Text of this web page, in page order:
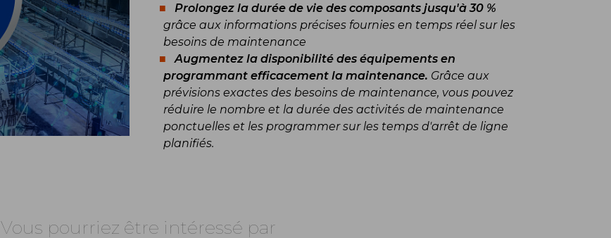
Prolongez la durée de vie des composants jusqu'à 30 %
grâce aux informations précises fournies en temps réel sur les
besoins de maintenance
Augmentez la disponibilité des équipements en
programmant efficacement la maintenance. Grâce aux
prévisions exactes des besoins de maintenance, vous pouvez
réduire le nombre et la durée des activités de maintenance
ponctuelles et les programmer sur les temps d'arrêt de ligne
planifiés.
Vous pourriez être intéressé par